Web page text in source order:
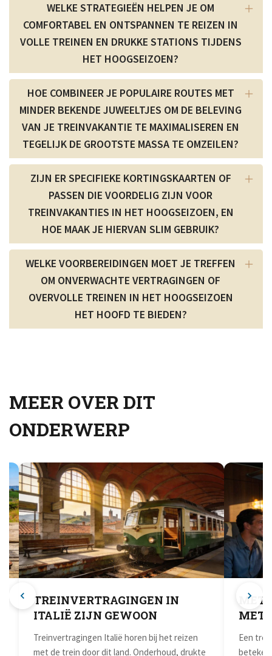
WELKE STRATEGIEËN HELPEN JE OM
COMFORTABEL EN ONTSPANNEN TE REIZEN IN
VOLLE TREINEN EN DRUKKE STATIONS TIJDENS
HET HOOGSEIZOEN?
HOE COMBINEER JE POPULAIRE ROUTES MET
MINDER BEKENDE JUWEELTJES OM DE BELEVING
VAN JE TREINVAKANTIE TE MAXIMALISEREN EN
TEGELIJK DE GROOTSTE MASSA TE OMZEILEN?
ZIJN ER SPECIFIEKE KORTINGSKAARTEN OF
PASSEN DIE VOORDELIG ZIJN VOOR
TREINVAKANTIES IN HET HOOGSEIZOEN, EN
HOE MAAK JE HIERVAN SLIM GEBRUIK?
WELKE VOORBEREIDINGEN MOET JE TREFFEN
OM ONVERWACHTE VERTRAGINGEN OF
OVERVOLLE TREINEN IN HET HOOGSEIZOEN
HET HOOFD TE BIEDEN?
MEER OVER DIT
ONDERWERP
TREINVERTRAGINGEN IN
ITALIË ZIJN GEWOON
Treinvertragingen Italië horen bij het reizen
met de trein door dit land. Onderhoud, drukte
MET
Een